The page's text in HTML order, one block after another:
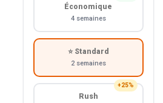
Économique
4 semaines
⭐ Standard
2 semaines
+25%
Rush